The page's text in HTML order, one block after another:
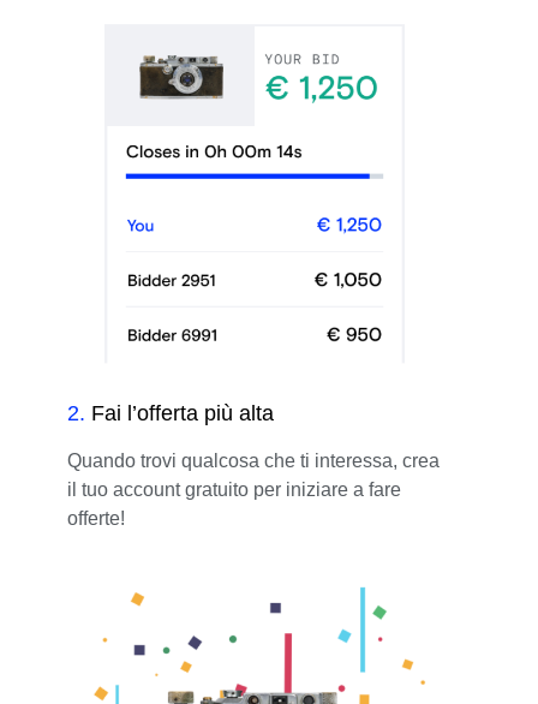
2. Fai l’offerta più alta
Quando trovi qualcosa che ti interessa, crea
il tuo account gratuito per iniziare a fare
offerte!